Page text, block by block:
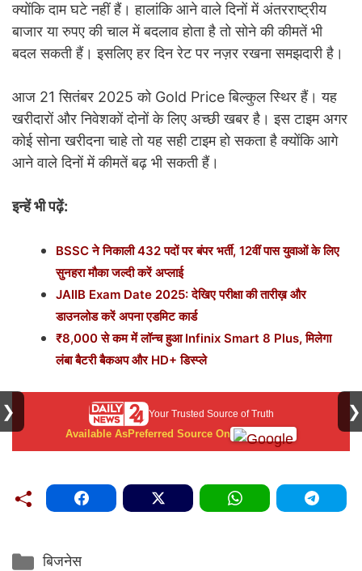
क्योंकि दाम घटे नहीं हैं। हालांकि आने वाले दिनों में अंतरराष्ट्रीय
बाजार या रुपए की चाल में बदलाव होता है तो सोने की कीमतें भी
बदल सकती हैं। इसलिए हर दिन रेट पर नज़र रखना समझदारी है।
आज 21 सितंबर 2025 को Gold Price बिल्कुल स्थिर हैं। यह
खरीदारों और निवेशकों दोनों के लिए अच्छी खबर है। इस टाइम अगर
कोई सोना खरीदना चाहे तो यह सही टाइम हो सकता है क्योंकि आगे
आने वाले दिनों में कीमतें बढ़ भी सकती हैं।
इन्हें भी पढ़ें:
BSSC ने निकाली 432 पदों पर बंपर भर्ती, 12वीं पास युवाओं के लिए
सुनहरा मौका जल्दी करें अप्लाई
JAIIB Exam Date 2025: देखिए परीक्षा की तारीख़ और
डाउनलोड करें अपना एडमिट कार्ड
₹8,000 से कम में लॉन्च हुआ Infinix Smart 8 Plus, मिलेगा
लंबा बैटरी बैकअप और HD+ डिस्प्ले
Your Trusted Source of Truth
Available AsPreferred Source On
Categories
बिजनेस
❯ ❯